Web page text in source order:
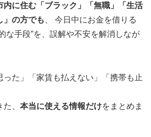
内に住む「ブラック」「無職」「生活
」の方でも
、 今日中にお金を借りる
な手段”を、誤解や不安を解消しなが
った」「家賃も払えない」「携帯も止
、 本当に使える情報だけをまとめま